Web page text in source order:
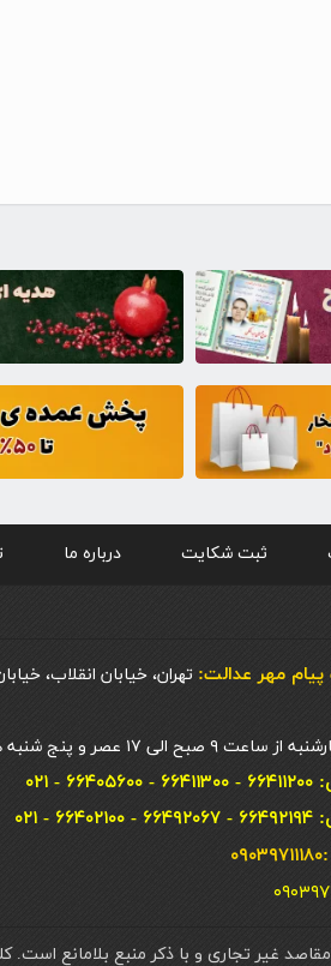
ثبت شکایت درباره ما
پيام مهر عدالت: تهران، خیابان انقلاب،
و پنج شنبه ها تا ۱۲ ظهر
غیر تجاری و با ذکر منبع بلامانع